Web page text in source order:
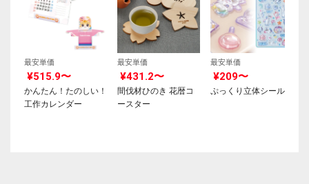
最安単価
¥515.9〜
かんたん！たのしい！
工作カレンダー
最安単価
¥431.2〜
間伐材ひのき 花暦コ
ースター
最安単価
¥209〜
ぷっくり立体シール